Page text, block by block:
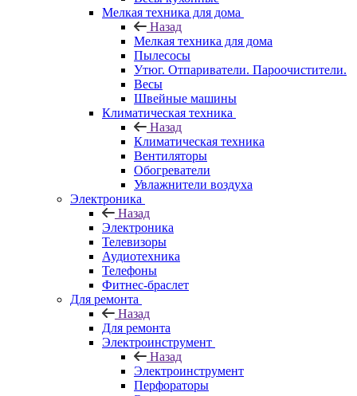
Мелкая техника для дома
Назад
Мелкая техника для дома
Пылесосы
Утюг. Отпариватели. Пароочистители.
Весы
Швейные машины
Климатическая техника
Назад
Климатическая техника
Вентиляторы
Обогреватели
Увлажнители воздуха
Электроника
Назад
Электроника
Телевизоры
Аудиотехника
Телефоны
Фитнес-браслет
Для ремонта
Назад
Для ремонта
Электроинструмент
Назад
Электроинструмент
Перфораторы